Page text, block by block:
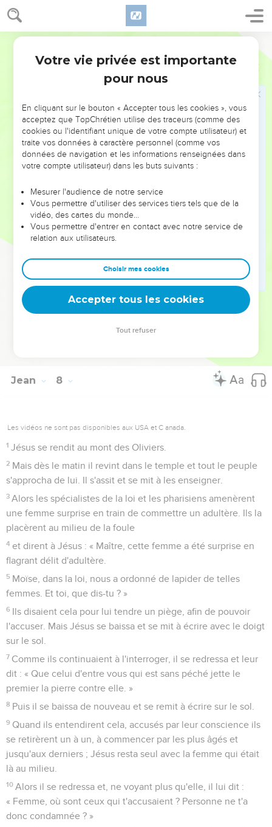
Jean 7
L'incrédulité des chefs juifs
Ainsi, les gardes retournèrent vers les chefs des prêtres et
les pharisiens, qui leur dirent : « Pourquoi ne l'avez-vous pas
amené ? »
Les pharisiens leur répliquèrent : « Est-ce que vous aussi,
vous vous êtes laissé tromper ?
Y a-t-il quelqu'un parmi les chefs ou les pharisiens qui ait
cru en lui ?
Mais cette foule qui ne connaît pas la loi, ce sont des
maudits ! »
Nicodème, qui était venu de nuit vers Jésus et qui était
l'un d'eux, leur dit :
« Notre loi condamne-t-elle un homme avant qu'on
Jésus et la femme adultère
Ils lui répondirent : « Es-tu, toi aussi, de la Galilée ?
Jean 8
Les vidéos ne sont pas disponibles aux USA et C anada.
1 Jésus se rendit au mont des Oliviers.
2 Mais dès le matin il revint dans le temple et tout le peuple
s'approcha de lui. Il s'assit et se mit à les enseigner.
3 Alors les spécialistes de la loi et les pharisiens amenèrent
une femme surprise en train de commettre un adultère. Ils la
placèrent au milieu de la foule
4 et dirent à Jésus : « Maître, cette femme a été surprise en
flagrant délit d'adultère.
5 Moïse, dans la loi, nous a ordonné de lapider de telles
femmes. Et toi, que dis-tu ? »
6 Ils disaient cela pour lui tendre un piège, afin de pouvoir
l'accuser. Mais Jésus se baissa et se mit à écrire avec le doigt
sur le sol.
7 Comme ils continuaient à l'interroger, il se redressa et leur
dit : « Que celui d'entre vous qui est sans péché jette le
premier la pierre contre elle. »
8 Puis il se baissa de nouveau et se remit à écrire sur le sol.
9 Quand ils entendirent cela, accusés par leur conscience ils
se retirèrent un à un, à commencer par les plus âgés et
jusqu'aux derniers ; Jésus resta seul avec la femme qui était
là au milieu.
10 Alors il se redressa et, ne voyant plus qu'elle, il lui dit :
« Femme, où sont ceux qui t'accusaient ? Personne ne t'a
donc condamnée ? »
Votre vie privée est importante
pour nous
En cliquant sur le bouton « Accepter tous les cookies », vous
acceptez que TopChrétien utilise des traceurs (comme des
cookies ou l'identifiant unique de votre compte utilisateur) et
traite vos données à caractère personnel (comme vos
données de navigation et les informations renseignées dans
votre compte utilisateur) dans les buts suivants :
Mesurer l'audience de notre service
Vous permettre d'utiliser des services tiers tels que de la
vidéo, des cartes du monde…
Vous permettre d'entrer en contact avec notre service de
relation aux utilisateurs.
Choisir mes cookies
Accepter tous les cookies
Tout refuser